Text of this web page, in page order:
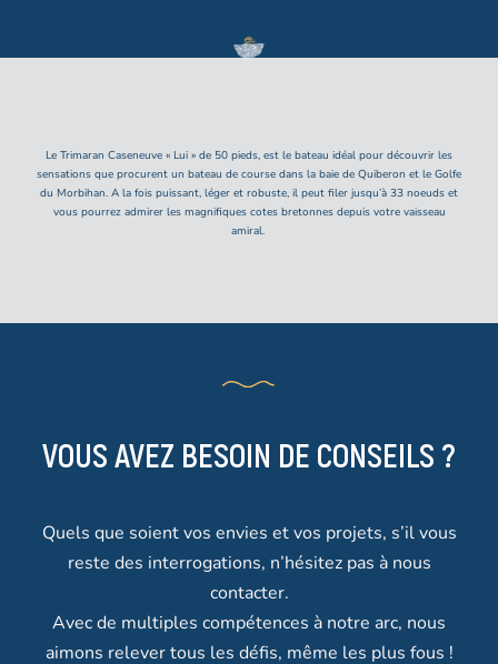
Le Trimaran Caseneuve « Lui » de 50 pieds, est le bateau idéal pour découvrir les
sensations que procurent un bateau de course dans la baie de Quiberon et le Golfe
du Morbihan. A la fois puissant, léger et robuste, il peut filer jusqu’à 33 noeuds et
vous pourrez admirer les magnifiques cotes bretonnes depuis votre vaisseau
amiral.
VOUS AVEZ BESOIN DE CONSEILS ?
Quels que soient vos envies et vos projets, s’il vous
reste des interrogations, n’hésitez pas à nous
contacter.
Avec de multiples compétences à notre arc, nous
aimons relever tous les défis, même les plus fous !